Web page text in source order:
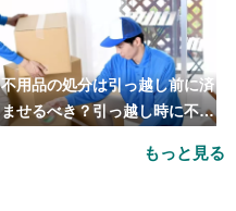
不用品の処分は引っ越し前に済
ませるべき？引っ越し時に不用
もっと見る